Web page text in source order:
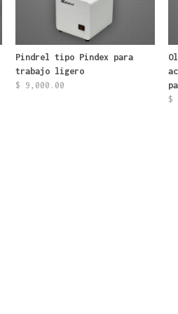
Pindrel tipo Pindex para
trabajo ligero
$ 9,000.00
$